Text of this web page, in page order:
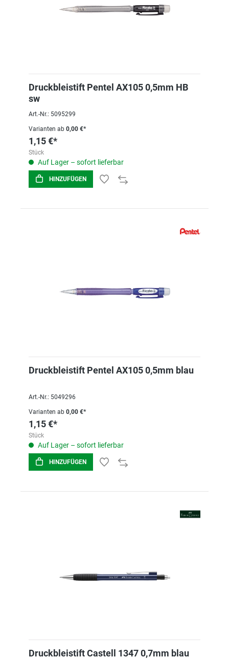
Druckbleistift Pentel AX105 0,5mm HB
sw
Art.-Nr.: 5095299
Varianten ab 0,00 €*
1,15 €*
Stück
Auf Lager – sofort lieferbar
HINZUFÜGEN
Druckbleistift Pentel AX105 0,5mm blau
Art.-Nr.: 5049296
Varianten ab 0,00 €*
1,15 €*
Stück
Auf Lager – sofort lieferbar
HINZUFÜGEN
Druckbleistift Castell 1347 0,7mm blau